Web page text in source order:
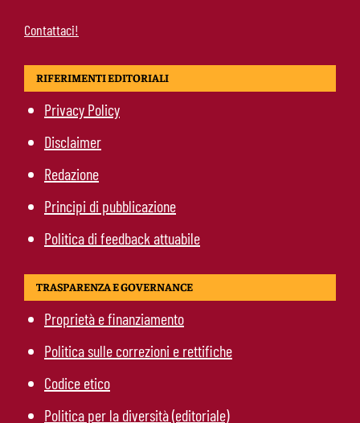
Contattaci!
RIFERIMENTI EDITORIALI
Privacy Policy
Disclaimer
Redazione
Principi di pubblicazione
Politica di feedback attuabile
TRASPARENZA E GOVERNANCE
Proprietà e finanziamento
Politica sulle correzioni e rettifiche
Codice etico
Politica per la diversità (editoriale)